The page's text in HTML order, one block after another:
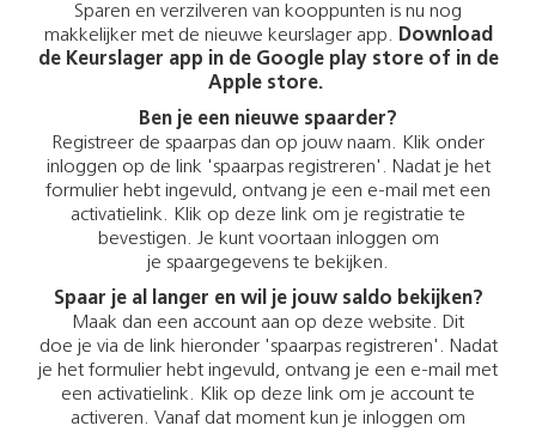
Sparen en verzilveren van kooppunten is nu nog
makkelijker met de nieuwe keurslager app. Download
de Keurslager app in de Google play store of in de
Apple store.
Ben je een nieuwe spaarder?
Registreer de spaarpas dan op jouw naam. Klik onder
inloggen op de link 'spaarpas registreren'. Nadat je het
formulier hebt ingevuld, ontvang je een e-mail met een
activatielink. Klik op deze link om je registratie te
bevestigen. Je kunt voortaan inloggen om
je spaargegevens te bekijken.
Spaar je al langer en wil je jouw saldo bekijken?
Maak dan een account aan op deze website. Dit
doe je via de link hieronder 'spaarpas registreren'. Nadat
je het formulier hebt ingevuld, ontvang je een e-mail met
een activatielink. Klik op deze link om je account te
activeren. Vanaf dat moment kun je inloggen om